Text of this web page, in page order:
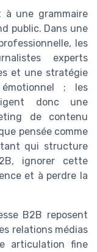
à une grammaire
public. Dans une
les
experts
et une stratégie
; les
donc une
de contenu
pensée comme
qui structure
ignorer cette
et à perdre la
B2B reposent
relations médias
articulation fine